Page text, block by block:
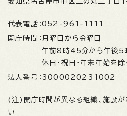
愛知県名古屋市中区三の丸三丁目
代表電話： 052-961-1111
開庁時間： 月曜日から金曜日
午前8時45分から午後5
休日・祝日・年末年始を除
法人番号： 3000020231002
(注)開庁時間が異なる組織、施設が
い